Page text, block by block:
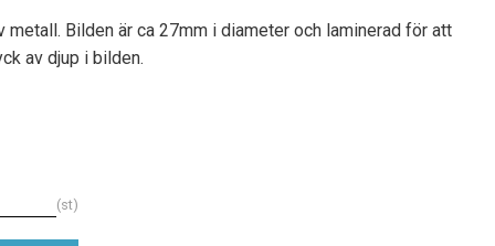
metall. Bilden är ca 27mm i diameter och laminerad för att
av djup i bilden.
st